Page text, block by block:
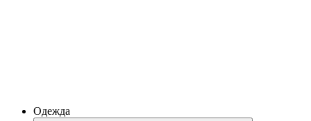
Одежда